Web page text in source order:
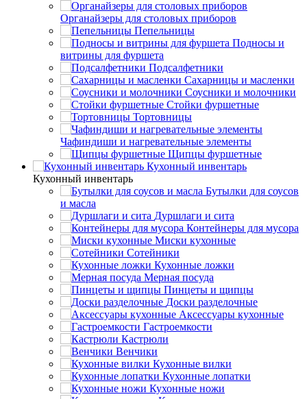
Органайзеры для столовых приборов
Пепельницы
Подносы и
витрины для фуршета
Подсалфетники
Сахарницы и масленки
Соусники и молочники
Стойки фуршетные
Тортовницы
Чафиндиши и нагревательные элементы
Щипцы фуршетные
Кухонный инвентарь
Кухонный инвентарь
Бутылки для соусов
и масла
Дуршлаги и сита
Контейнеры для мусора
Миски кухонные
Сотейники
Кухонные ложки
Мерная посуда
Пинцеты и щипцы
Доски разделочные
Аксессуары кухонные
Гастроемкости
Кастрюли
Венчики
Кухонные вилки
Кухонные лопатки
Кухонные ножи